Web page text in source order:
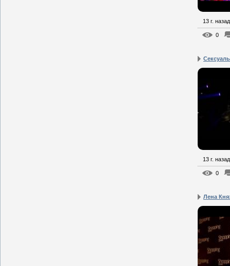
13 г. назад
0
13 г. назад
0
Лена